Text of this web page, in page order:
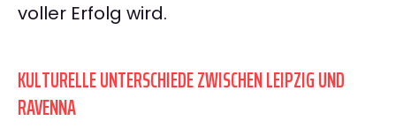
voller Erfolg wird.
KULTURELLE UNTERSCHIEDE ZWISCHEN LEIPZIG UND
RAVENNA